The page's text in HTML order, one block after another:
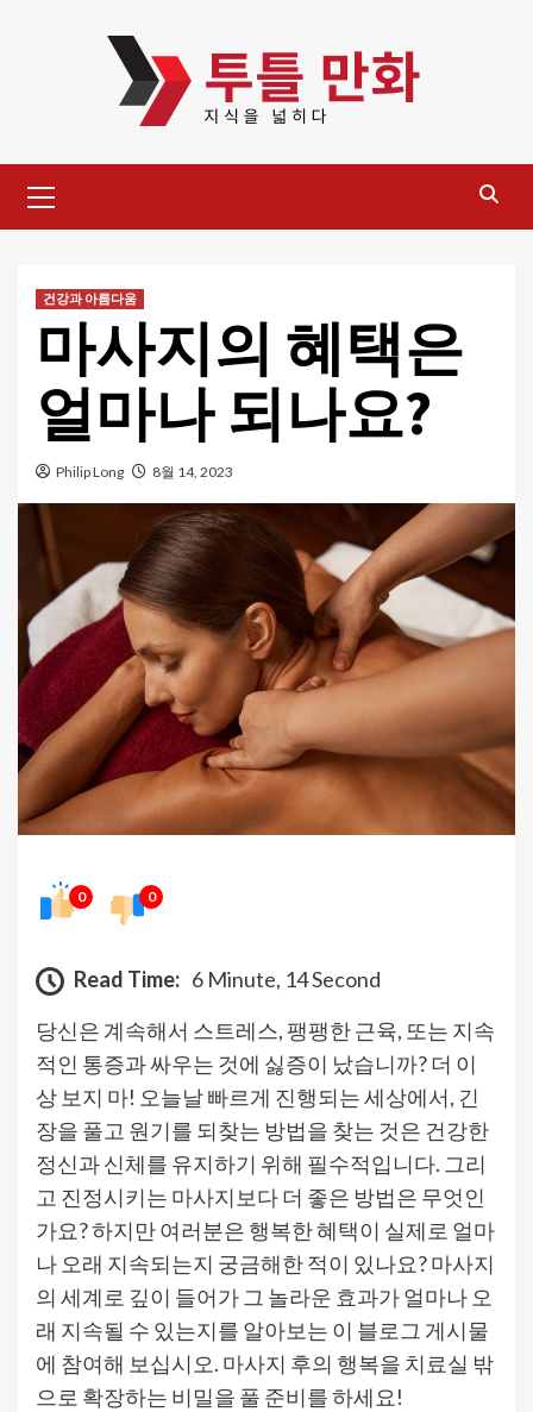
Menu
건강과 아름다움
마사지의 혜택은
얼마나 되나요?
Philip Long 8월 14, 2023
0 0
Read Time: 6 Minute, 14 Second
당신은 계속해서 스트레스, 팽팽한 근육, 또는 지속
적인 통증과 싸우는 것에 싫증이 났습니까? 더 이
상 보지 마! 오늘날 빠르게 진행되는 세상에서, 긴
장을 풀고 원기를 되찾는 방법을 찾는 것은 건강한
정신과 신체를 유지하기 위해 필수적입니다. 그리
고 진정시키는 마사지보다 더 좋은 방법은 무엇인
가요? 하지만 여러분은 행복한 혜택이 실제로 얼마
나 오래 지속되는지 궁금해한 적이 있나요? 마사지
의 세계로 깊이 들어가 그 놀라운 효과가 얼마나 오
래 지속될 수 있는지를 알아보는 이 블로그 게시물
에 참여해 보십시오. 마사지 후의 행복을 치료실 밖
으로 확장하는 비밀을 풀 준비를 하세요!